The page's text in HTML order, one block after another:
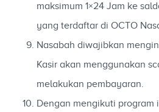
maksimum 1×24 Jam ke
yang terdaftar di OCTO
Nasabah diwajibkan
Kasir akan menggunakan
melakukan pembayaran.
Dengan mengikuti program